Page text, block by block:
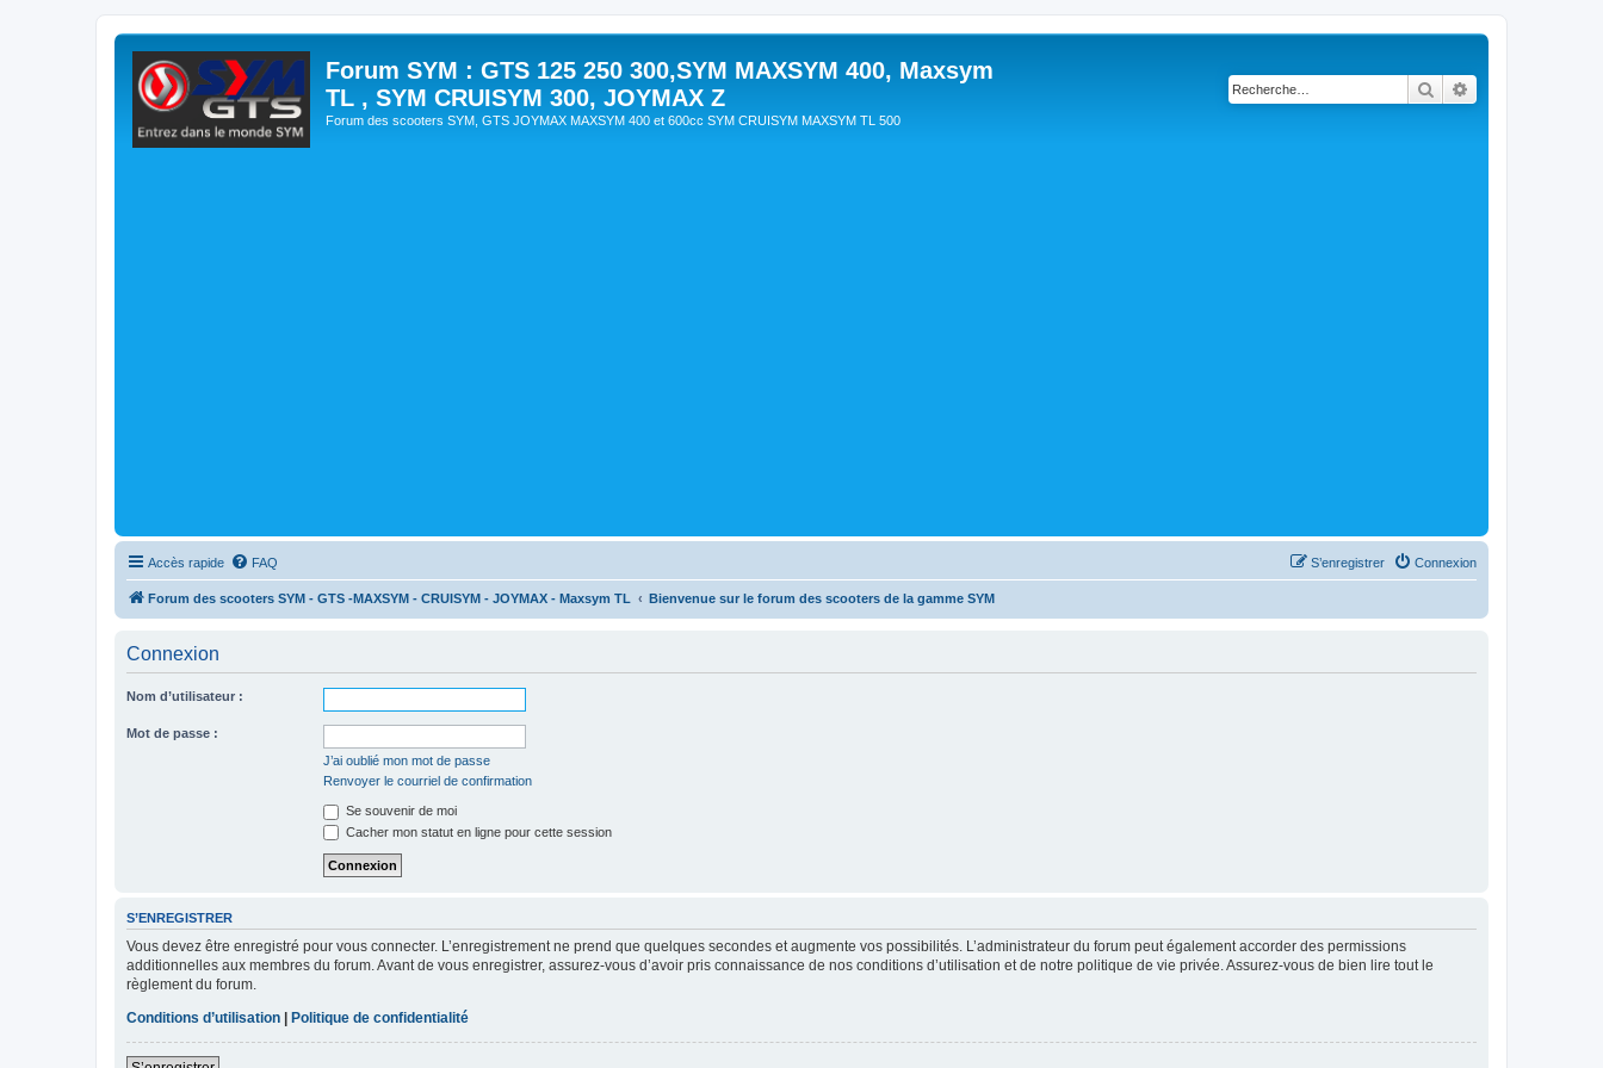
Forum SYM : GTS 125 250 300,SYM MAXSYM 400, Maxsym
TL , SYM CRUISYM 300, JOYMAX Z
Forum des scooters SYM, GTS JOYMAX MAXSYM 400 et 600cc SYM CRUISYM MAXSYM TL 500
Rechercher
Accès rapide FAQ Connexion
S’enregistrer
Forum des scooters SYM - GTS -MAXSYM - CRUISYM - JOYMAX - Maxsym TL Bienvenue sur le forum des scooters de la gamme SYM
Connexion
Nom d’utilisateur :
Mot de passe :
J’ai oublié mon mot de passe
Renvoyer le courriel de confirmation
Se souvenir de moi
Cacher mon statut en ligne pour cette session
S’ENREGISTRER
Vous devez être enregistré pour vous connecter. L’enregistrement ne prend que quelques secondes et augmente vos possibilités. L’administrateur du forum peut également accorder des permissions
additionnelles aux membres du forum. Avant de vous enregistrer, assurez-vous d’avoir pris connaissance de nos conditions d’utilisation et de notre politique de vie privée. Assurez-vous de bien lire tout le
règlement du forum.
Conditions d’utilisation | Politique de confidentialité